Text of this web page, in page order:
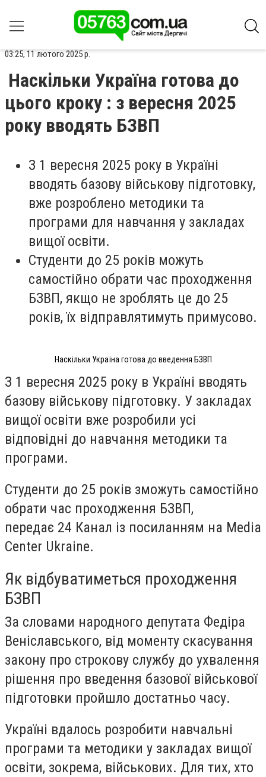
03:25, 11 лютого 2025 р.
Наскільки Україна готова до
цього кроку : з вересня 2025
року вводять БЗВП
З 1 вересня 2025 року в Україні
вводять базову військову підготовку,
вже розроблено методики та
програми для навчання у закладах
вищої освіти.
Студенти до 25 років можуть
самостійно обрати час проходження
БЗВП, якщо не зроблять це до 25
років, їх відправлятимуть примусово.
Наскільки Україна готова до введення БЗВП
З 1 вересня 2025 року в Україні вводять
базову військову підготовку. У закладах
вищої освіти вже розробили усі
відповідні до навчання методики та
програми.
Студенти до 25 років зможуть самостійно
обрати час проходження БЗВП,
передає 24 Канал із посиланням на Media
Center Ukraine.
Як відбуватиметься проходження
БЗВП
За словами народного депутата Федіра
Веніславського, від моменту скасування
закону про строкову службу до ухвалення
рішення про введення базової військової
підготовки пройшло достатньо часу.
Україні вдалось розробити навчальні
програми та методики у закладах вищої
освіти, зокрема, військових. Для тих, хто